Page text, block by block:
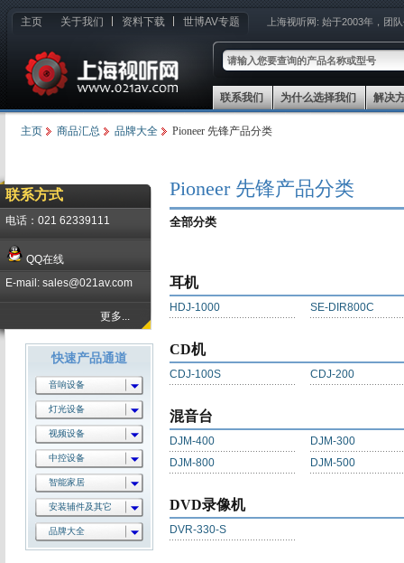
主页 关于我们 资料下载 世博AV专题 上海视听网: 始于2003年，团
联系我们 为什么选择我们 解决
主页 商品汇总 品牌大全 Pioneer 先锋产品分类
Pioneer 先锋产品分类
全部分类
耳机
HDJ-1000 SE-DIR800C
CD机
CDJ-100S CDJ-200
混音台
DJM-400
DJM-800
DJM-300
DJM-500
DVD录像机
DVR-330-S
联系方式
电话：021 62339111
QQ在线
E-mail: sales@021av.com
更多...
快速产品通道
音响设备
灯光设备
视频设备
中控设备
智能家居
安装辅件及其它
品牌大全